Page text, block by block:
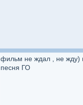
фильм не ждал , не жду)
песня ГО